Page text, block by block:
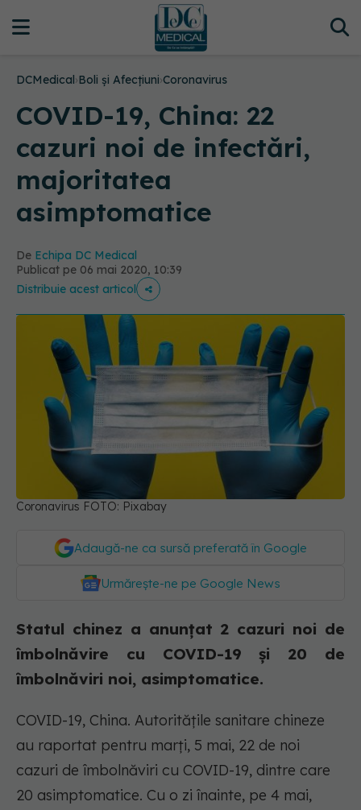
DCMedical›Boli și Afecțiuni›Coronavirus
COVID-19, China: 22
cazuri noi de infectări,
majoritatea
asimptomatice
De Echipa DC Medical
Publicat pe 06 mai 2020, 10:39
Distribuie acest articol
Coronavirus FOTO: Pixabay
Adaugă-ne ca sursă preferată în Google
Urmărește-ne pe Google News
Statul chinez a anunțat 2 cazuri noi de
îmbolnăvire cu COVID-19 și 20 de
îmbolnăviri noi, asimptomatice.
COVID-19, China. Autoritățile sanitare chineze
au raportat pentru marți, 5 mai, 22 de noi
cazuri de îmbolnăviri cu COVID-19, dintre care
20 asimptomatice. Cu o zi înainte, pe 4 mai,